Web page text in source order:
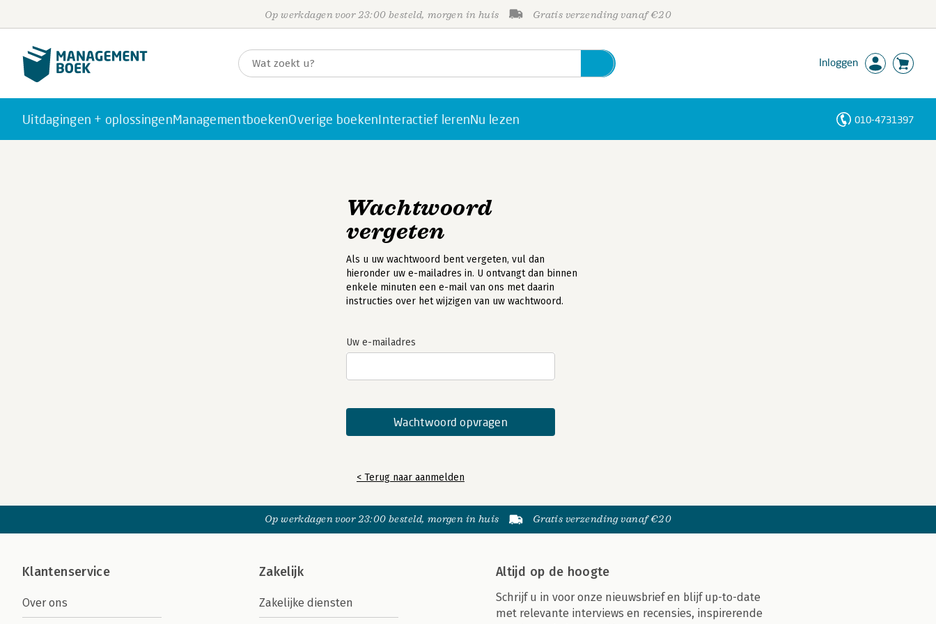
Op werkdagen voor 23:00 besteld, morgen in huis Gratis verzending vanaf €20
Inloggen
Uitdagingen + oplossingenManagementboekenOverige boekenInteractief lerenNu lezen 010-4731397
Wachtwoord
vergeten
Als u uw wachtwoord bent vergeten, vul dan
hieronder uw e-mailadres in. U ontvangt dan binnen
enkele minuten een e-mail van ons met daarin
instructies over het wijzigen van uw wachtwoord.
Uw e-mailadres
< Terug naar aanmelden
Op werkdagen voor 23:00 besteld, morgen in huis Gratis verzending vanaf €20
Klantenservice
Over ons
Zakelijk
Zakelijke diensten
Altijd op de hoogte
Schrijf u in voor onze nieuwsbrief en blijf up-to-date
met relevante interviews en recensies, inspirerende
Personen